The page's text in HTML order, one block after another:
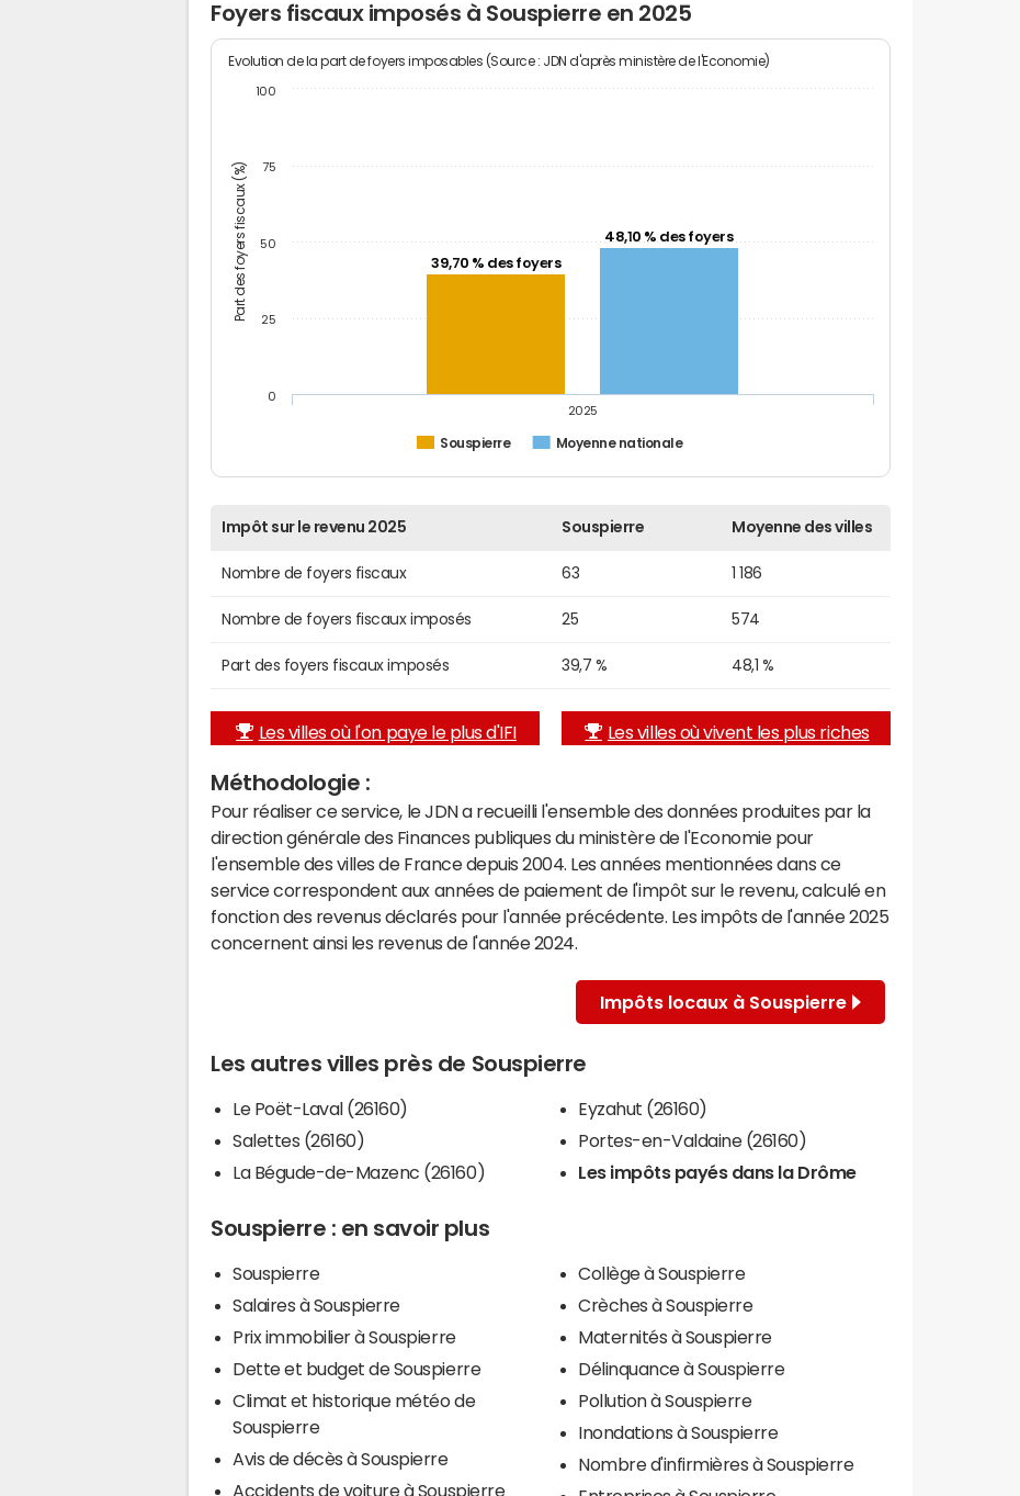
Foyers fiscaux imposés à Souspierre en 2025
Part des foyers fiscaux (%)
Evolution de la part de foyers imposables (Source : JDN d'après ministère de l'Economie)
39,70 % des foyers
48,10 % des foyers
Souspierre Moyenne nationale
2025
0
25
50
75
100
Impôt sur le revenu 2025 Souspierre Moyenne des villes
Nombre de foyers fiscaux 63 1 186
Nombre de foyers fiscaux imposés 25 574
Part des foyers fiscaux imposés 39,7 % 48,1 %
Les villes où l'on paye le plus d'IFI Les villes où vivent les plus riches
Méthodologie :
Pour réaliser ce service, le JDN a recueilli l'ensemble des données produites par la
direction générale des Finances publiques du ministère de l'Economie pour
l'ensemble des villes de France depuis 2004. Les années mentionnées dans ce
service correspondent aux années de paiement de l'impôt sur le revenu, calculé en
fonction des revenus déclarés pour l'année précédente. Les impôts de l'année 2025
concernent ainsi les revenus de l'année 2024.
Impôts locaux à Souspierre
Les autres villes près de Souspierre
Le Poët-Laval (26160)
Salettes (26160)
La Bégude-de-Mazenc (26160)
Eyzahut (26160)
Portes-en-Valdaine (26160)
Les impôts payés dans la Drôme
Souspierre : en savoir plus
Souspierre
Salaires à Souspierre
Prix immobilier à Souspierre
Dette et budget de Souspierre
Climat et historique météo de
Souspierre
Avis de décès à Souspierre
Accidents de voiture à Souspierre
Collège à Souspierre
Crèches à Souspierre
Maternités à Souspierre
Délinquance à Souspierre
Pollution à Souspierre
Inondations à Souspierre
Nombre d'infirmières à Souspierre